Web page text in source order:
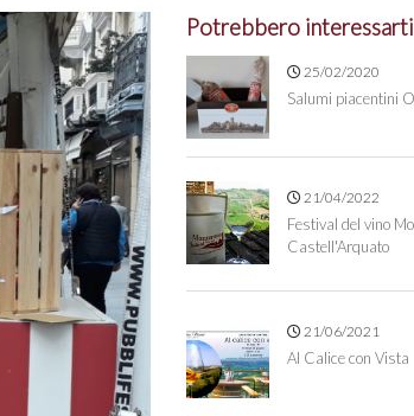
Potrebbero interessarti
25/02/2020
Salumi piacentini
21/04/2022
Festival del vino
Castell'Arquato
21/06/2021
Al Calice con Vista